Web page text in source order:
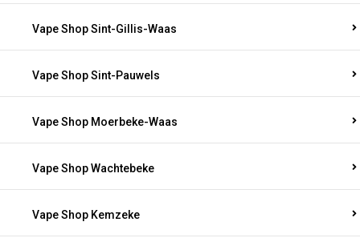
Vape Shop Sint-Gillis-Waas
Vape Shop Sint-Pauwels
Vape Shop Moerbeke-Waas
Vape Shop Wachtebeke
Vape Shop Kemzeke